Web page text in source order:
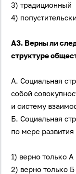
3) традиционный
4)
А3. Верны ли
структуре
А. Социальная
собой
и систему
Б. Социальная
по мере
1) верно только А
2) верно только Б